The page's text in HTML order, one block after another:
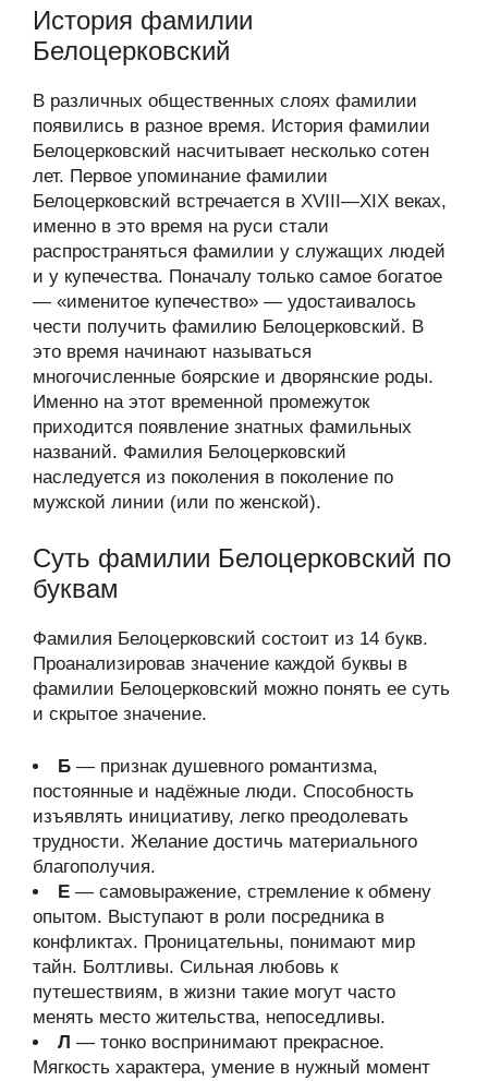
История фамилии
Белоцерковский
В различных общественных слоях фамилии
появились в разное время. История фамилии
Белоцерковский насчитывает несколько сотен
лет. Первое упоминание фамилии
Белоцерковский встречается в XVIII—XIX веках,
именно в это время на руси стали
распространяться фамилии у служащих людей
и у купечества. Поначалу только самое богатое
— «именитое купечество» — удостаивалось
чести получить фамилию Белоцерковский. В
это время начинают называться
многочисленные боярские и дворянские роды.
Именно на этот временной промежуток
приходится появление знатных фамильных
названий. Фамилия Белоцерковский
наследуется из поколения в поколение по
мужской линии (или по женской).
Суть фамилии Белоцерковский по
буквам
Фамилия Белоцерковский состоит из 14 букв.
Проанализировав значение каждой буквы в
фамилии Белоцерковский можно понять ее суть
и скрытое значение.
Б — признак душевного романтизма,
постоянные и надёжные люди. Способность
изъявлять инициативу, легко преодолевать
трудности. Желание достичь материального
благополучия.
Е — самовыражение, стремление к обмену
опытом. Выступают в роли посредника в
конфликтах. Проницательны, понимают мир
тайн. Болтливы. Сильная любовь к
путешествиям, в жизни такие могут часто
менять место жительства, непоседливы.
Л — тонко воспринимают прекрасное.
Мягкость характера, умение в нужный момент